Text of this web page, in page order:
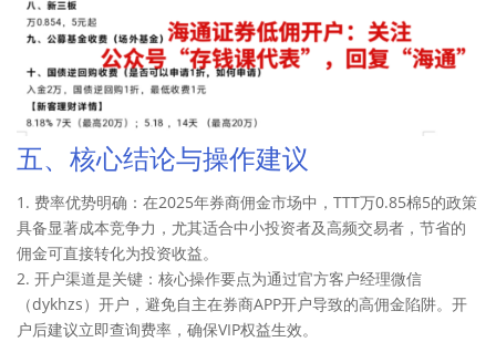
五、核心结论与操作建议
1. 费率优势明确：在2025年券商佣金市场中，TTT万0.85棉5的政策
具备显著成本竞争力，尤其适合中小投资者及高频交易者，节省的
佣金可直接转化为投资收益。
2. 开户渠道是关键：核心操作要点为通过官方客户经理微信
（dykhzs）开户，避免自主在券商APP开户导致的高佣金陷阱。开
户后建议立即查询费率，确保VIP权益生效。